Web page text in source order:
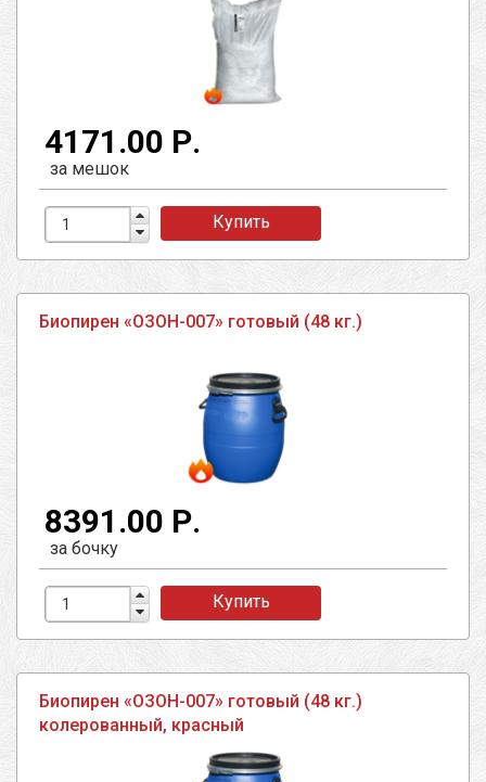
4171.00 Р.
за мешок
Купить
Биопирен «ОЗОН-007» готовый (48 кг.)
8391.00 Р.
за бочку
Купить
Биопирен «ОЗОН-007» готовый (48 кг.)
колерованный, красный